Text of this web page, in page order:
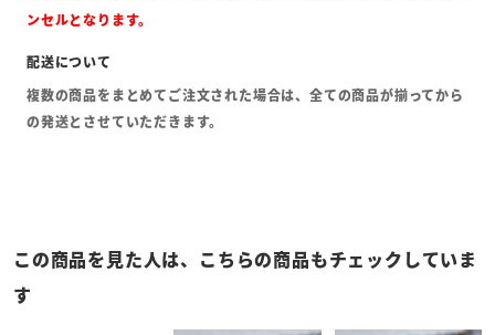
ンセルとなります。
複数の商品をまとめてご注文された場合は、全ての商品が揃ってから
の発送とさせていただきます。
この商品を見た人は、こちらの商品もチェックしていま
す